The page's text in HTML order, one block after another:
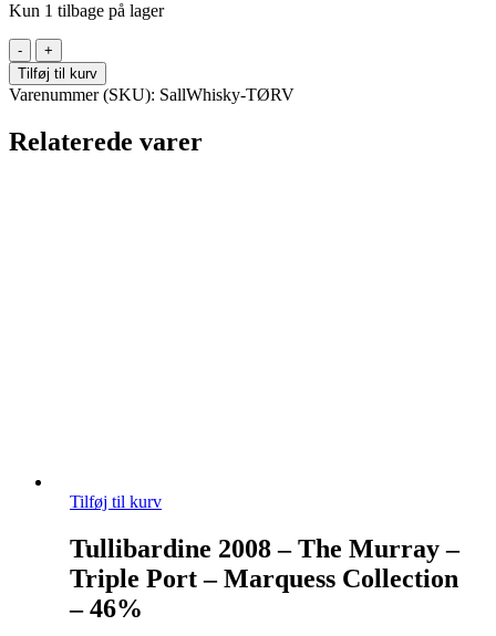
Kun 1 tilbage på lager
Sall
Whisky
-
TØRV
2.1
peated
Tilføj til kurv
Varenummer (SKU): SallWhisky-TØRV
Relaterede varer
Tilføj til kurv
Tullibardine 2008 – The Murray –
Triple Port – Marquess Collection
– 46%